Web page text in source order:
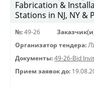
Fabrication &
Stations in NJ, NY &
№: 49-26
Организатор тендера:
Документы: 49-26-Bid
Прием заявок до: